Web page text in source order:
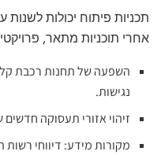
תכניות פיתוח יכולות
אחרי תוכניות מתאר,
השפעה של תחנות רכבת
נגישות.
זיהוי אזורי תעסוקה
מקורות מידע: דיווחי רשות